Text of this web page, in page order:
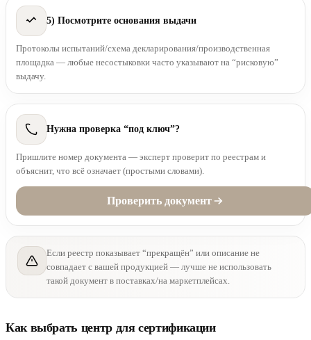
5) Посмотрите основания выдачи
Протоколы испытаний/схема декларирования/производственная
площадка — любые несостыковки часто указывают на “рисковую”
выдачу.
Нужна проверка “под ключ”?
Пришлите номер документа — эксперт проверит по реестрам и
объяснит, что всё означает (простыми словами).
Проверить документ
Если реестр показывает “прекращён” или описание не
совпадает с вашей продукцией — лучше не использовать
такой документ в поставках/на маркетплейсах.
Как выбрать центр для сертификации